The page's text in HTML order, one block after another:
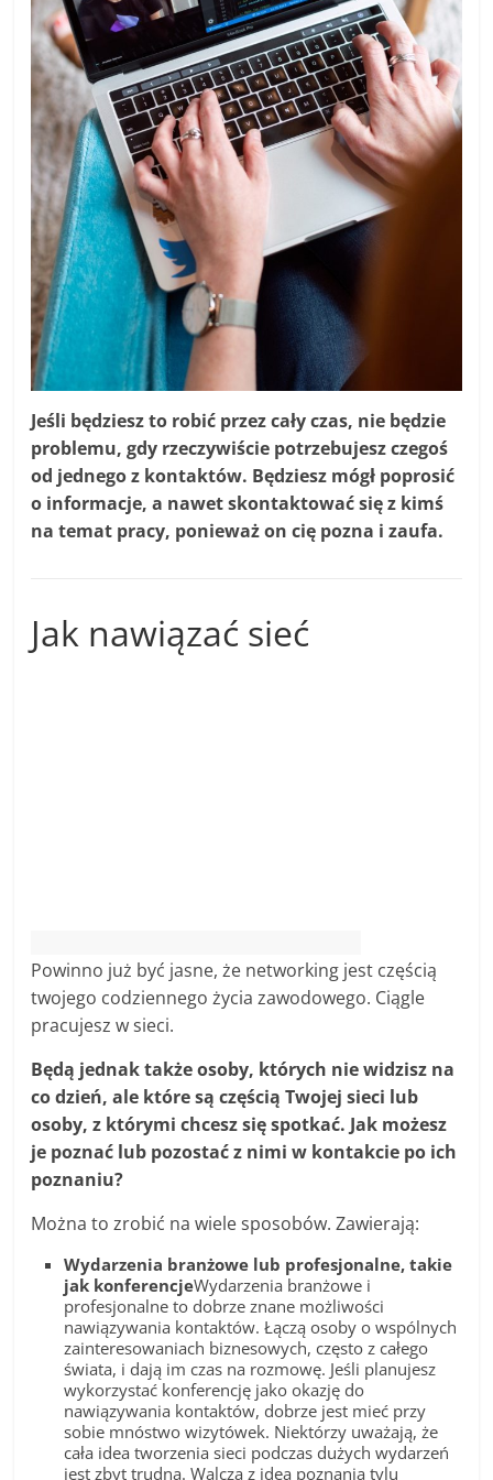
Jeśli będziesz to robić przez cały czas, nie będzie
problemu, gdy rzeczywiście potrzebujesz czegoś
od jednego z kontaktów. Będziesz mógł poprosić
o informacje, a nawet skontaktować się z kimś
na temat pracy, ponieważ on cię pozna i zaufa.
Jak nawiązać sieć
Powinno już być jasne, że networking jest częścią
twojego codziennego życia zawodowego. Ciągle
pracujesz w sieci.
Będą jednak także osoby, których nie widzisz na
co dzień, ale które są częścią Twojej sieci lub
osoby, z którymi chcesz się spotkać. Jak możesz
je poznać lub pozostać z nimi w kontakcie po ich
poznaniu?
Można to zrobić na wiele sposobów. Zawierają:
Wydarzenia branżowe lub profesjonalne, takie
jak konferencjeWydarzenia branżowe i
profesjonalne to dobrze znane możliwości
nawiązywania kontaktów. Łączą osoby o wspólnych
zainteresowaniach biznesowych, często z całego
świata, i dają im czas na rozmowę. Jeśli planujesz
wykorzystać konferencję jako okazję do
nawiązywania kontaktów, dobrze jest mieć przy
sobie mnóstwo wizytówek. Niektórzy uważają, że
cała idea tworzenia sieci podczas dużych wydarzeń
jest zbyt trudna. Walczą z ideą poznania tylu